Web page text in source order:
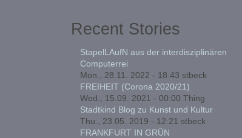
Recent Stories
StapelLAufN aus der interdisziplinären
Computerrei
Mon., 28.11. 2022 - 18:43 stbeck
FREIHEIT (Corona 2020/21)
Wed., 15.09. 2021 - 00:00 Thing
Stadtkind Blog zu Kunst und Kultur
Thu., 23.05. 2019 - 12:21 stbeck
FRANKFURT IN GRÜN